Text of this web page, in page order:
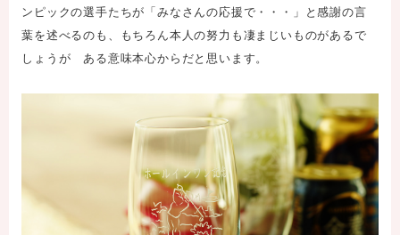
ンピックの選手たちが「みなさんの応援で・・・」と感謝の言
葉を述べるのも、もちろん本人の努力も凄まじいものがあるで
しょうが ある意味本心からだと思います。